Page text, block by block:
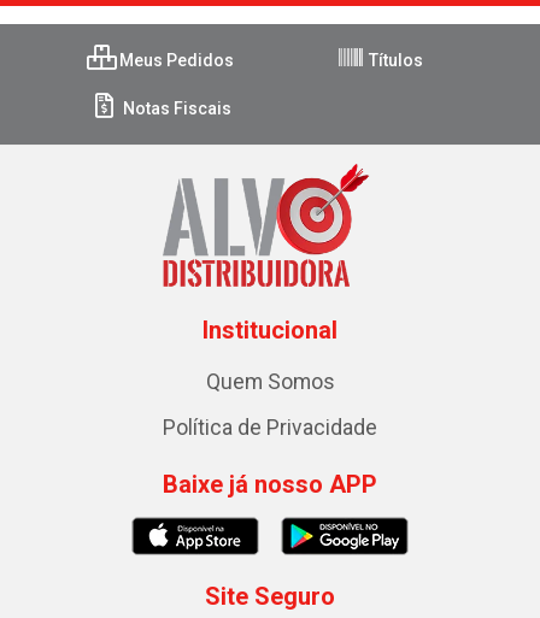
Meus Pedidos Títulos
Notas Fiscais
Institucional
Quem Somos
Política de Privacidade
Baixe já nosso APP
Site Seguro